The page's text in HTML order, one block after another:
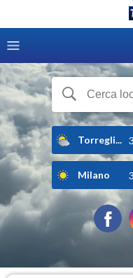
Torregli...
Milano